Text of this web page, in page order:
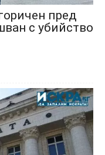
пред
с убийство